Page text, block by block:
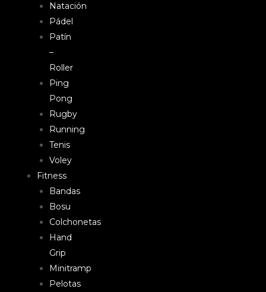
Natación
Pádel
Patín
–
Roller
Ping
Pong
Rugby
Running
Tenis
Voley
Fitness
Bandas
Bosu
Colchonetas
Hand
Grip
Minitramp
Pelotas